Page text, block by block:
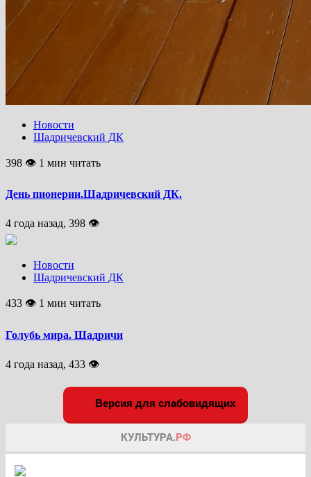
Новости
Шадричевский ДК
398 👁 1 мин читать
День пионерии.Шадричевский ДК.
4 года назад, 398 👁
Новости
Шадричевский ДК
433 👁 1 мин читать
Голубь мира. Шадричи
4 года назад, 433 👁
Версия для слабовидящих